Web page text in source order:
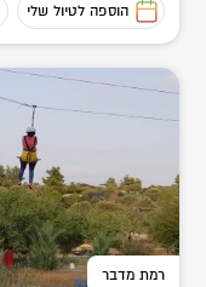
הוספה לטיול שלי
רמת מדבר